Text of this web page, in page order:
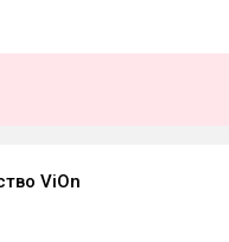
ViOn